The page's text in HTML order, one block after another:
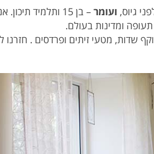
ועומר
– בן 15 ותלמיד
ומדינות בעולם.
שדות, מטעי זיתים ופרדסים . חזרנו